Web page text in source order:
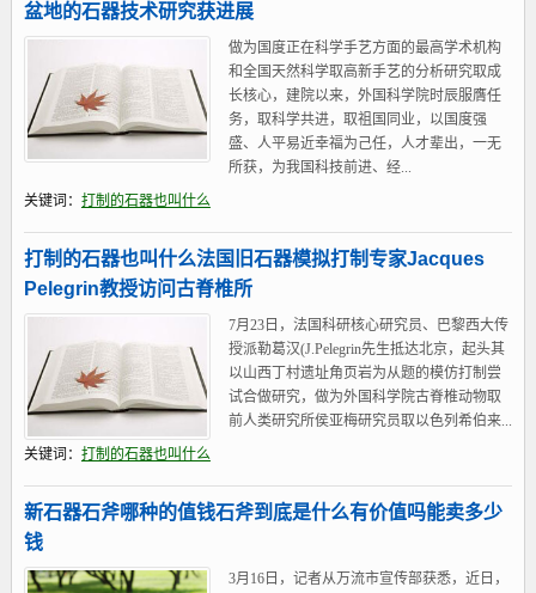
盆地的石器技术研究获进展
做为国度正在科学手艺方面的最高学术机构
和全国天然科学取高新手艺的分析研究取成
长核心，建院以来，外国科学院时辰服膺任
务，取科学共进，取祖国同业，以国度强
盛、人平易近幸福为己任，人才辈出，一无
所获，为我国科技前进、经...
关键词： 打制的石器也叫什么
打制的石器也叫什么法国旧石器模拟打制专家Jacques
Pelegrin教授访问古脊椎所
7月23日，法国科研核心研究员、巴黎西大传
授派勒葛汉(J.Pelegrin先生抵达北京，起头其
以山西丁村遗址角页岩为从题的模仿打制尝
试合做研究，做为外国科学院古脊椎动物取
前人类研究所侯亚梅研究员取以色列希伯来...
关键词： 打制的石器也叫什么
新石器石斧哪种的值钱石斧到底是什么有价值吗能卖多少
钱
3月16日，记者从万流市宣传部获悉，近日，